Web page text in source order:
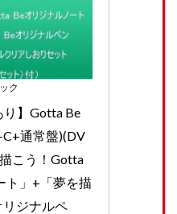
ク
り】Gotta Be
通常盤)(DV
こう！Gotta
ト」+「夢を描
リジナルペ